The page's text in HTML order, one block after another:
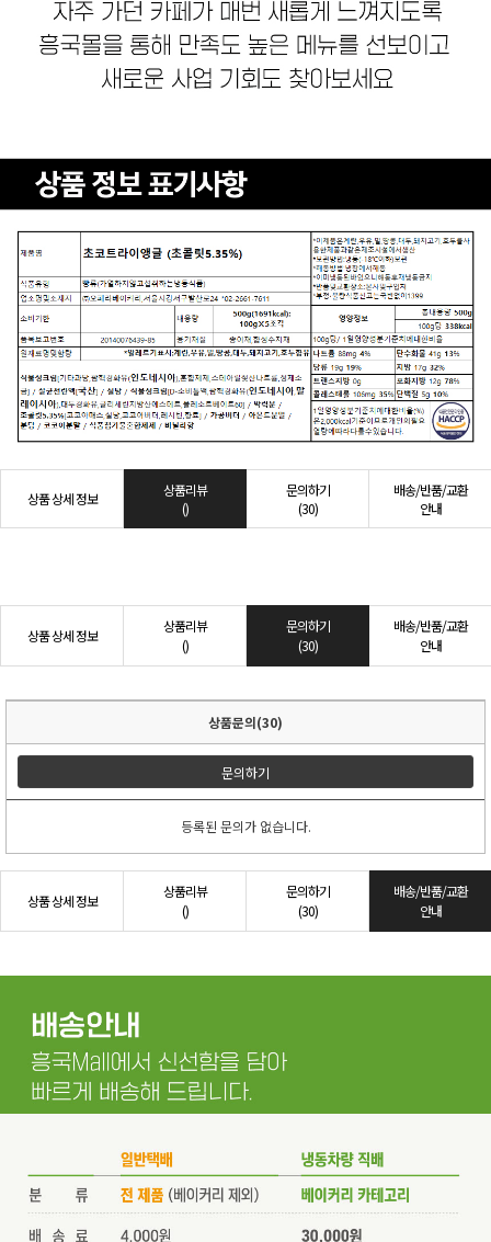
상품 상세 정보
상품리뷰
()
문의하기
(30)
배송/반품/교환
안내
상품 상세 정보
상품리뷰
()
문의하기
(30)
배송/반품/교환
안내
상품문의(30)
문의하기
등록된 문의가 없습니다.
상품 상세 정보
상품리뷰
()
문의하기
(30)
배송/반품/교환
안내